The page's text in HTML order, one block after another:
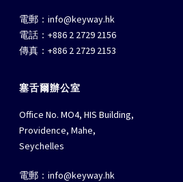
電郵：info@keyway.hk
電話：+886 2 2729 2156
傳真：+886 2 2729 2153
塞舌爾辦公室
Office No. MO4, HIS Building,
Providence, Mahe,
Seychelles
電郵：info@keyway.hk